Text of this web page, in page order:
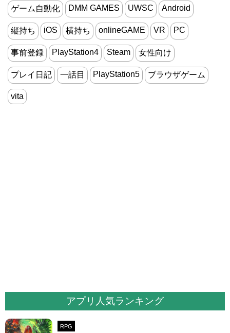
ゲーム自動化 DMM GAMES UWSC Android
縦持ち iOS 横持ち onlineGAME VR PC
事前登録 PlayStation4 Steam 女性向け
プレイ日記 一話目 PlayStation5 ブラウザゲーム
vita
アプリ人気ランキング
RPG